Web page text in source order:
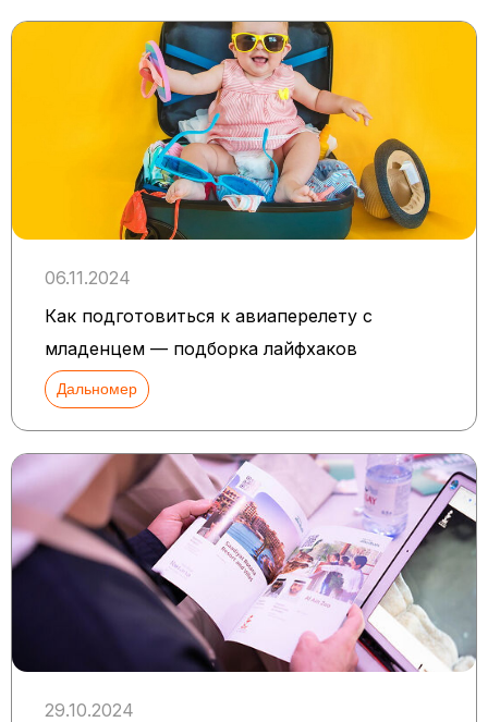
06.11.2024
Как подготовиться к авиаперелету с
младенцем — подборка лайфхаков
Дальномер
29.10.2024